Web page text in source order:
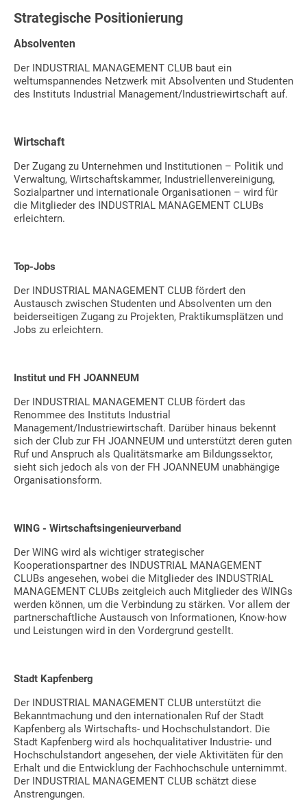
Strategische Positionierung
Absolventen
Der INDUSTRIAL MANAGEMENT CLUB baut ein
weltumspannendes Netzwerk mit Absolventen und Studenten
des Instituts Industrial Management/Industriewirtschaft auf.
Wirtschaft
Der Zugang zu Unternehmen und Institutionen – Politik und
Verwaltung, Wirtschaftskammer, Industriellenvereinigung,
Sozialpartner und internationale Organisationen – wird für
die Mitglieder des INDUSTRIAL MANAGEMENT CLUBs
erleichtern.
Top-Jobs
Der INDUSTRIAL MANAGEMENT CLUB fördert den
Austausch zwischen Studenten und Absolventen um den
beiderseitigen Zugang zu Projekten, Praktikumsplätzen und
Jobs zu erleichtern.
Institut und FH JOANNEUM
Der INDUSTRIAL MANAGEMENT CLUB fördert das
Renommee des Instituts Industrial
Management/Industriewirtschaft. Darüber hinaus bekennt
sich der Club zur FH JOANNEUM und unterstützt deren guten
Ruf und Anspruch als Qualitätsmarke am Bildungssektor,
sieht sich jedoch als von der FH JOANNEUM unabhängige
Organisationsform.
WING - Wirtschaftsingenieurverband
Der WING wird als wichtiger strategischer
Kooperationspartner des INDUSTRIAL MANAGEMENT
CLUBs angesehen, wobei die Mitglieder des INDUSTRIAL
MANAGEMENT CLUBs zeitgleich auch Mitglieder des WINGs
werden können, um die Verbindung zu stärken. Vor allem der
partnerschaftliche Austausch von Informationen, Know-how
und Leistungen wird in den Vordergrund gestellt.
Stadt Kapfenberg
Der INDUSTRIAL MANAGEMENT CLUB unterstützt die
Bekanntmachung und den internationalen Ruf der Stadt
Kapfenberg als Wirtschafts- und Hochschulstandort. Die
Stadt Kapfenberg wird als hochqualitativer Industrie- und
Hochschulstandort angesehen, der viele Aktivitäten für den
Erhalt und die Entwicklung der Fachhochschule unternimmt.
Der INDUSTRIAL MANAGEMENT CLUB schätzt diese
Anstrengungen.